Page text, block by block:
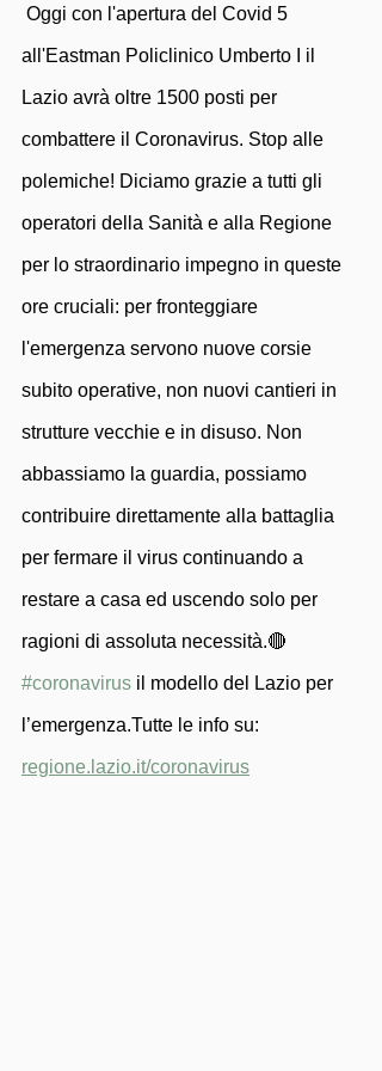
all'Eastman Policlinico Umberto I il
Lazio avrà oltre 1500 posti per
combattere il Coronavirus. Stop alle
polemiche! Diciamo grazie a tutti gli
operatori della Sanità e alla Regione
per lo straordinario impegno in queste
ore cruciali: per fronteggiare
l'emergenza servono nuove corsie
subito operative, non nuovi cantieri in
strutture vecchie e in disuso. Non
abbassiamo la guardia, possiamo
contribuire direttamente alla battaglia
per fermare il virus continuando a
restare a casa ed uscendo solo per
ragioni di assoluta necessità.🔴
#coronavirus il modello del Lazio per
l’emergenza.Tutte le info su:
regione.lazio.it/coronavirus